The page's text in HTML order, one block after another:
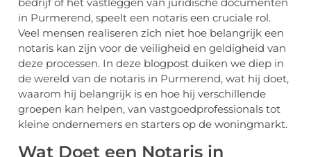
bedrijf of het vastleggen van juridische documenten
in Purmerend, speelt een notaris een cruciale rol.
Veel mensen realiseren zich niet hoe belangrijk een
notaris kan zijn voor de veiligheid en geldigheid van
deze processen. In deze blogpost duiken we diep in
de wereld van de notaris in Purmerend, wat hij doet,
waarom hij belangrijk is en hoe hij verschillende
groepen kan helpen, van vastgoedprofessionals tot
kleine ondernemers en starters op de woningmarkt.
Wat Doet een Notaris in